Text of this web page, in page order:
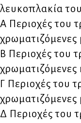
λευκοπλακία
Α Περιοχές του
Β Περιοχές του
Γ Περιοχές του
Δ Περιοχές του